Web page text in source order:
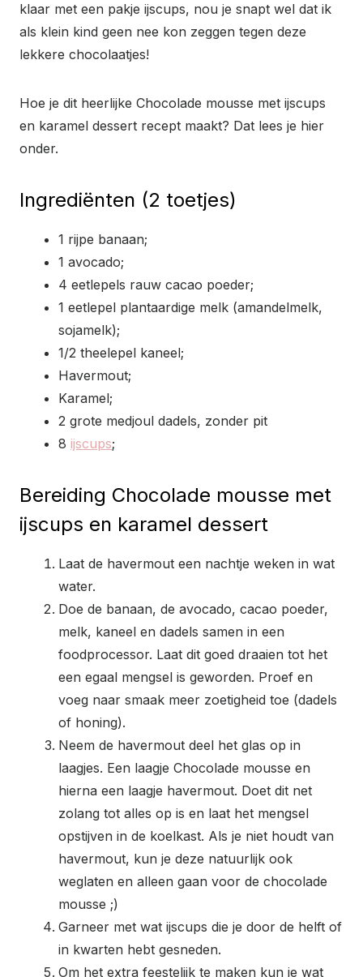
klaar met een pakje ijscups, nou je snapt wel dat ik
als klein kind geen nee kon zeggen tegen deze
lekkere chocolaatjes!
Hoe je dit heerlijke Chocolade mousse met ijscups
en karamel dessert recept maakt? Dat lees je hier
onder.
Ingrediënten (2 toetjes)
1 rijpe banaan;
1 avocado;
4 eetlepels rauw cacao poeder;
1 eetlepel plantaardige melk (amandelmelk,
sojamelk);
1/2 theelepel kaneel;
Havermout;
Karamel;
2 grote medjoul dadels, zonder pit
8 ijscups;
Bereiding Chocolade mousse met
ijscups en karamel dessert
Laat de havermout een nachtje weken in wat
water.
Doe de banaan, de avocado, cacao poeder,
melk, kaneel en dadels samen in een
foodprocessor. Laat dit goed draaien tot het
een egaal mengsel is geworden. Proef en
voeg naar smaak meer zoetigheid toe (dadels
of honing).
Neem de havermout deel het glas op in
laagjes. Een laagje Chocolade mousse en
hierna een laagje havermout. Doet dit net
zolang tot alles op is en laat het mengsel
opstijven in de koelkast. Als je niet houdt van
havermout, kun je deze natuurlijk ook
weglaten en alleen gaan voor de chocolade
mousse ;)
Garneer met wat ijscups die je door de helft of
in kwarten hebt gesneden.
Om het extra feestelijk te maken kun je wat